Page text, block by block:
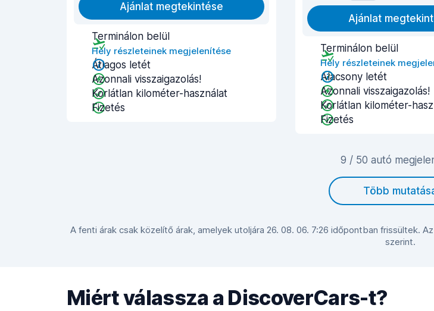
Ajánlat megtekintése
Terminálon belül
Hely részleteinek megjelenítése
Átlagos letét
Azonnali visszaigazolás!
Korlátlan kilométer-használat
Fizetés
Ajánlat
Terminálon belül
Hely részleteinek
Alacsony letét
Azonnali visszaigazolás!
Korlátlan kilométer-
Fizetés
9 / 50 autó
Több
A fenti árak csak közelítő árak, amelyek utoljára 26. 08. 06. 7:26 időpontban frissültek.
szerint.
Miért válassza a DiscoverCars-t?